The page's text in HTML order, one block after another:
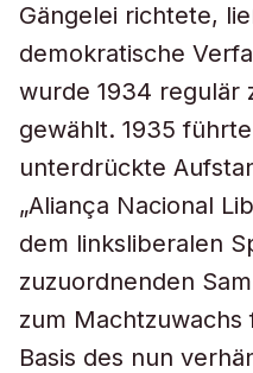
Gängelei richtete,
demokratische
wurde 1934 regulär
gewählt. 1935
unterdrückte
„Aliança Nacional
dem linksliberalen
zuzuordnenden
zum
Basis des nun